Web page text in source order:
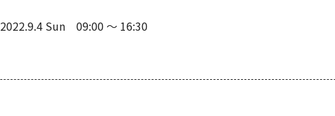
2022.9.4 Sun 09:00 〜 16:30